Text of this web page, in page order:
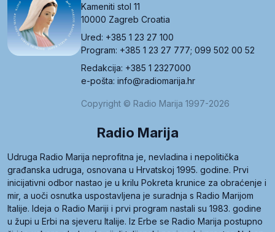
Kameniti stol 11
10000 Zagreb Croatia
Ured: +385 1 23 27 100
Program: +385 1 23 27 777; 099 502 00 52
Redakcija: +385 1 2327000
e-pošta: info@radiomarija.hr
Copyright © Radio Marija 1997-2026
Radio Marija
Udruga Radio Marija neprofitna je, nevladina i nepolitička
građanska udruga, osnovana u Hrvatskoj 1995. godine. Prvi
inicijativni odbor nastao je u krilu Pokreta krunice za obraćenje i
mir, a uoči osnutka uspostavljena je suradnja s Radio Marijom
Italije. Ideja o Radio Mariji i prvi program nastali su 1983. godine
u župi u Erbi na sjeveru Italije. Iz Erbe se Radio Marija postupno